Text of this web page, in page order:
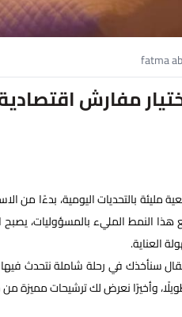
fatma
مفارش
مليئة بالتحديات اليومية، بدءًا من
النمط المليء بالمسؤوليات، يصبح
العناية.
سنأخذك في رحلة شاملة نتحدث فيها
وأخيرًا نعرض لك ترشيحات مميزة من